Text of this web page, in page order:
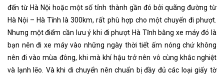
đến từ Hà Nội hoặc một số tỉnh thành gần đó bởi quãng đường từ
Hà Nội – Hà Tĩnh là 300km, rất phù hợp cho một chuyến đi phượt.
Nhưng một điểm cần lưu ý khi đi phượt Hà Tĩnh bằng xe máy đó là
bạn nên đi xe máy vào những ngày thời tiết ấm nóng chứ không
nên đi vào mùa đông, khi mà khí hậu trở nên vô cùng khắc nghiệt
và lạnh lẽo. Và khi di chuyển nên chuẩn bị đầy đủ các loại giấy tờ